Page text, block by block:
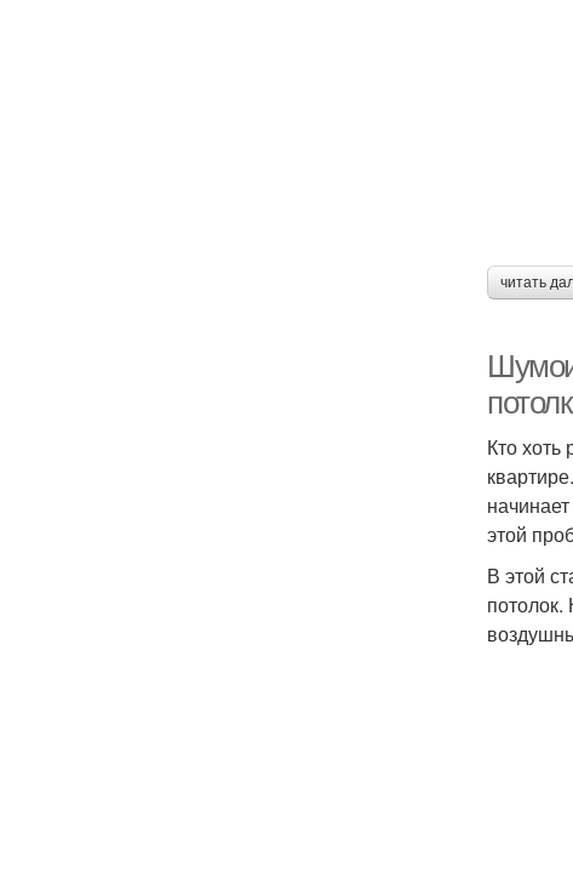
читать
Кто
этой
В этой